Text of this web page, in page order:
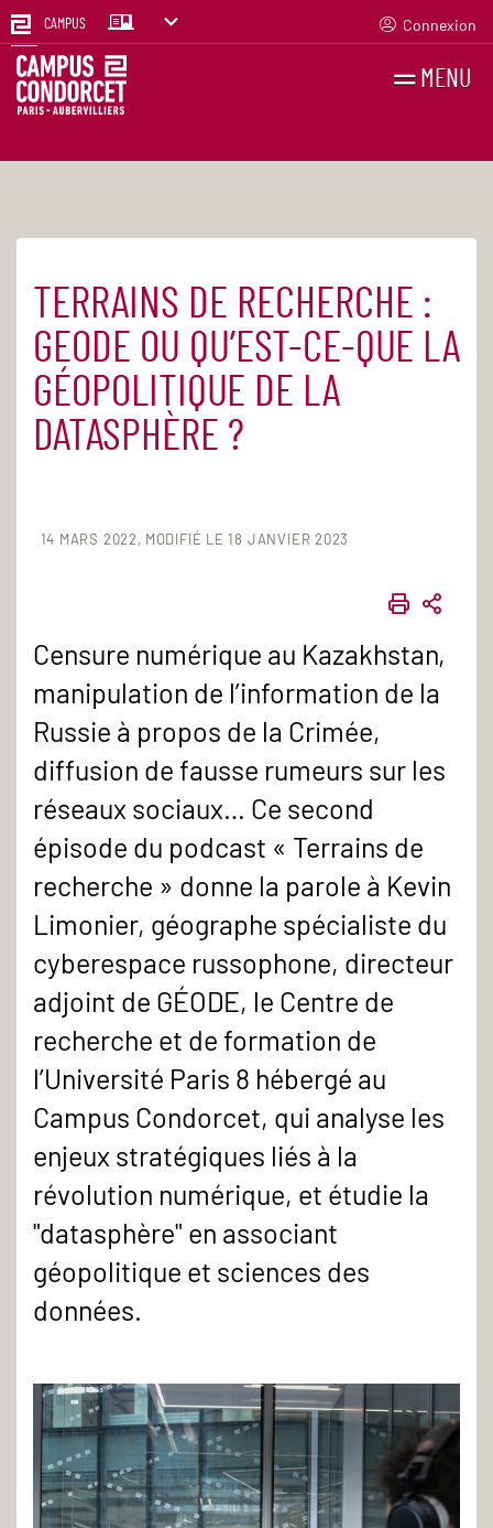
CAMPUS Connexion
MENU
Accueil Actualités
TERRAINS DE RECHERCHE :
GEODE OU QU’EST-CE-QUE LA
GÉOPOLITIQUE DE LA
DATASPHÈRE ?
14 MARS 2022 MODIFIÉ LE 18 JANVIER 2023
Censure numérique au Kazakhstan,
manipulation de l’information de la
Russie à propos de la Crimée,
diffusion de fausse rumeurs sur les
réseaux sociaux… Ce second
épisode du podcast « Terrains de
recherche » donne la parole à Kevin
Limonier, géographe spécialiste du
cyberespace russophone, directeur
adjoint de GÉODE, le Centre de
recherche et de formation de
l’Université Paris 8 hébergé au
Campus Condorcet, qui analyse les
enjeux stratégiques liés à la
révolution numérique, et étudie la
"datasphère" en associant
géopolitique et sciences des
données.